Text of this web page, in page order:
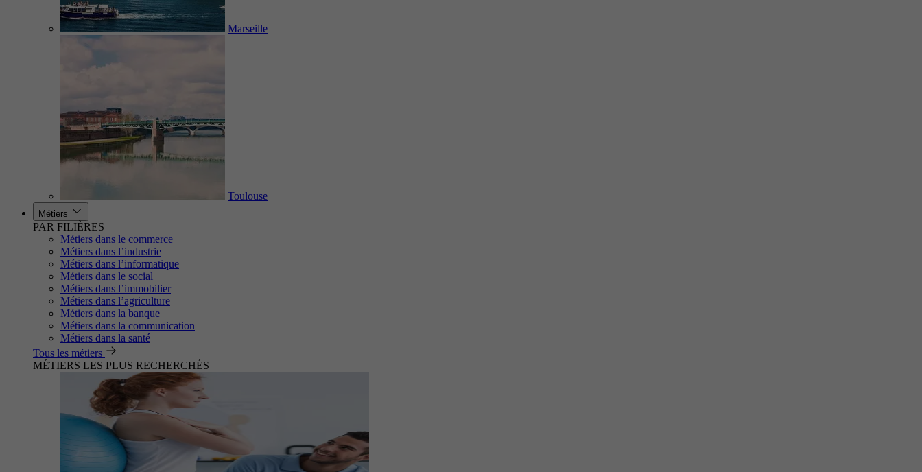
Marseille
Toulouse
Métiers
PAR FILIÈRES
Métiers dans le commerce
Métiers dans l’industrie
Métiers dans l’informatique
Métiers dans le social
Métiers dans l’immobilier
Métiers dans l’agriculture
Métiers dans la banque
Métiers dans la communication
Métiers dans la santé
Tous les métiers
MÉTIERS LES PLUS RECHERCHÉS